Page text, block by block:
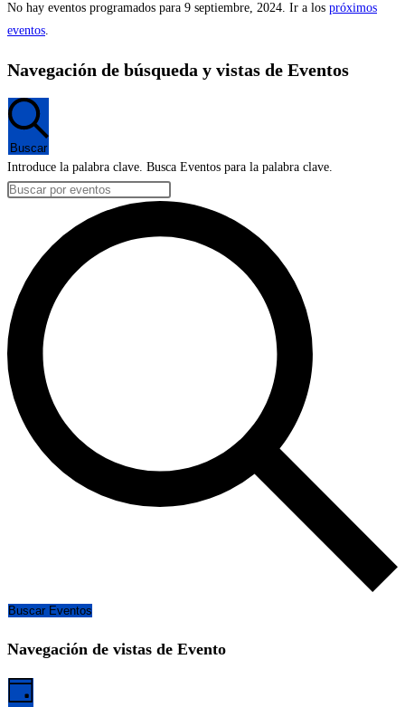
No hay eventos programados para 9 septiembre, 2024. Ir a los próximos
eventos.
Navegación de búsqueda y vistas de Eventos
Buscar
Introduce la palabra clave. Busca Eventos para la palabra clave.
Buscar Eventos
Navegación de vistas de Evento